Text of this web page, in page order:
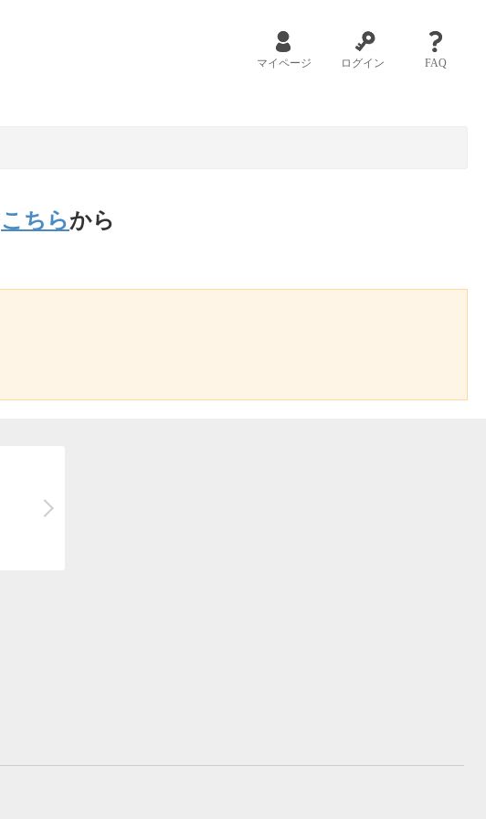
マイページ ログイン FAQ
こちらから